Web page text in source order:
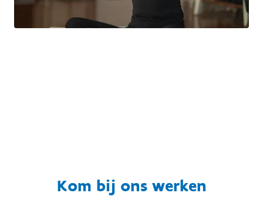
Kom bij ons werken